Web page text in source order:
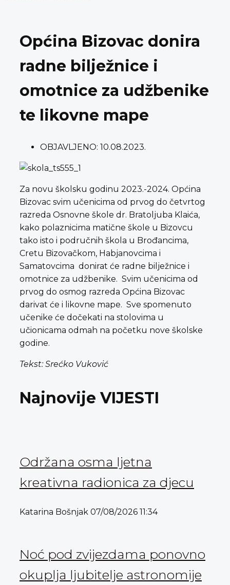
Općina Bizovac donira
radne bilježnice i
omotnice za udžbenike
te likovne mape
OBJAVLJENO: 10.08.2023.
Za novu školsku godinu 2023.-2024. Općina
Bizovac svim učenicima od prvog do četvrtog
razreda Osnovne škole dr. Bratoljuba Klaića,
kako polaznicima matične škole u Bizovcu
tako isto i područnih škola u Brođancima,
Cretu Bizovačkom, Habjanovcima i
Samatovcima donirat će radne bilježnice i
omotnice za udžbenike. Svim učenicima od
prvog do osmog razreda Općina Bizovac
darivat će i likovne mape. Sve spomenuto
učenike će dočekati na stolovima u
učionicama odmah na početku nove školske
godine.
Tekst: Srećko Vuković
Najnovije VIJESTI
Održana osma ljetna
kreativna radionica za djecu
Katarina Bošnjak 07/08/2026 11:34
Noć pod zvijezdama ponovno
okuplja ljubitelje astronomije